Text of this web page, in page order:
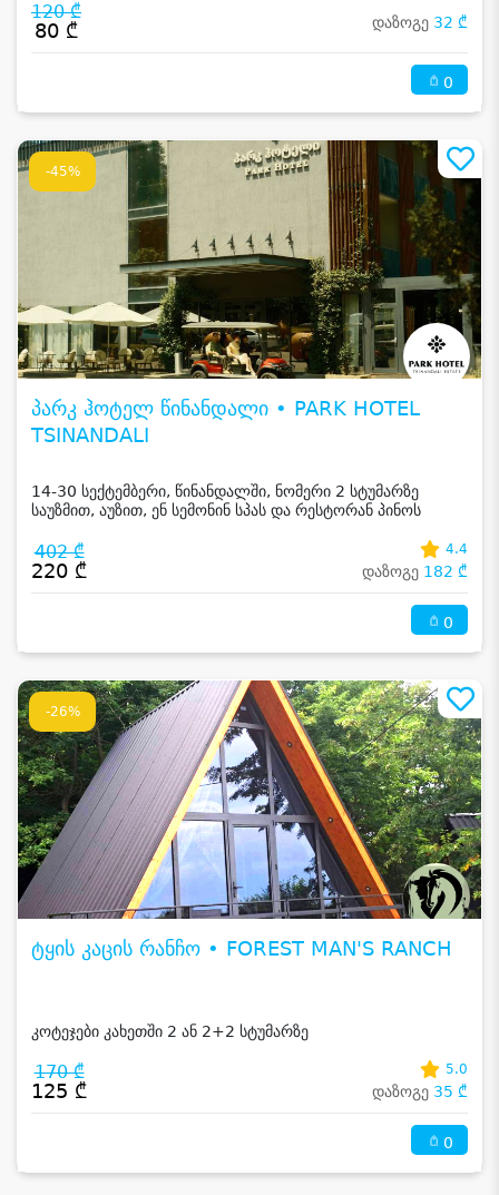
120 ₾
80 ₾ დაზოგე 32 ₾
0
-45%
პარკ ჰოტელ წინანდალი • PARK HOTEL
TSINANDALI
14-30 სექტემბერი, წინანდალში, ნომერი 2 სტუმარზე
საუზმით, აუზით, ენ სემონინ სპას და რესტორან პინოს
402 ₾
220 ₾
4.4
დაზოგე 182 ₾
0
-26%
ტყის კაცის რანჩო • FOREST MAN'S RANCH
კოტეჯები კახეთში 2 ან 2+2 სტუმარზე
170 ₾
125 ₾
5.0
დაზოგე 35 ₾
0